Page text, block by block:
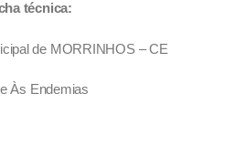
técnica:
de MORRINHOS – CE
Às Endemias